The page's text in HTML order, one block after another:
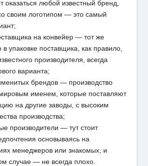
оказаться любой известный бренд,
своим логотипом — это самый
на конвейер — тот же
в упаковке поставщика, как правило,
производителя, всегда
варианта;
брендов — производство
именем, которые поставляют
на другие заводы, с высоким
производства;
производители — тут стоит
основываясь на
менеджеров или знакомых, и
случае — не всегда плохо.